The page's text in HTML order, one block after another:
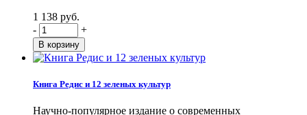
1 138 руб.
-
+
Книга Редис и 12 зеленых культур
Научно-популярное издание о современных